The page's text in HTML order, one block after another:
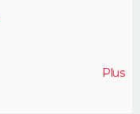
Plus